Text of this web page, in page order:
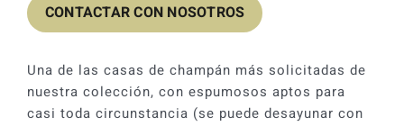
CONTACTAR CON NOSOTROS
Una de las casas de champán más solicitadas de
nuestra colección, con espumosos aptos para
casi toda circunstancia (se puede desayunar con